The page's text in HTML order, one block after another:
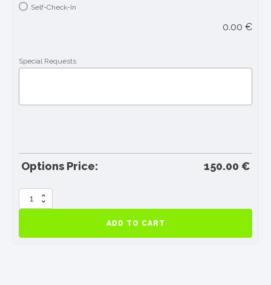
Self-Check-In
0.00 €
Special Requests
Options Price: 150.00 €
Réservez
un
ADD TO CART